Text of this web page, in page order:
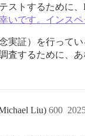
ストするために、
いです。インス
実証）を行って
査するために、
Liu) 600